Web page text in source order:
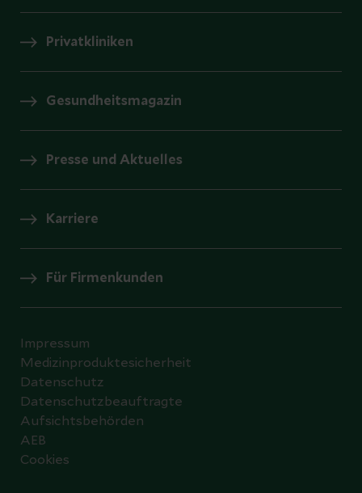
Privatkliniken
Gesundheitsmagazin
Presse und Aktuelles
Karriere
Für Firmenkunden
Impressum
Medizinproduktesicherheit
Datenschutz
Datenschutzbeauftragte
Aufsichtsbehörden
AEB
Cookies